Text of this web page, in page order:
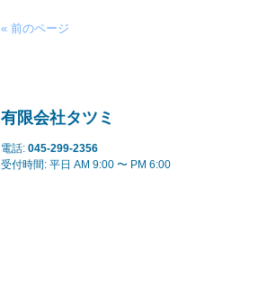
« 前のページ
有限会社タツミ
電話: 045-299-2356
受付時間: 平日 AM 9:00 〜 PM 6:00